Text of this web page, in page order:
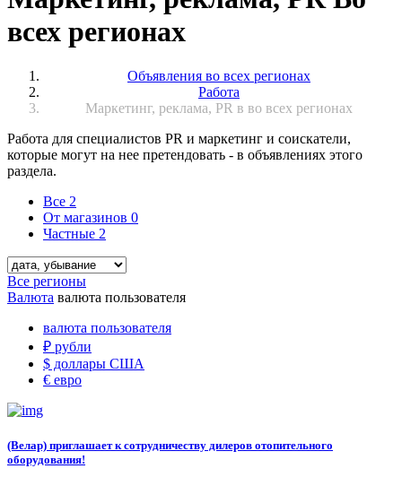
всех регионах
Объявления во всех регионах
Работа
Маркетинг, реклама, PR в во всех регионах
Работа для специалистов PR и маркетинг и соискатели,
которые могут на нее претендовать - в объявлениях этого
раздела.
Все 2
От магазинов 0
Частные 2
Все регионы
Валюта валюта пользователя
валюта пользователя
₽ рубли
$ доллары США
€ евро
(Велар) приглашает к сотрудничеству дилеров отопительного
оборудования!